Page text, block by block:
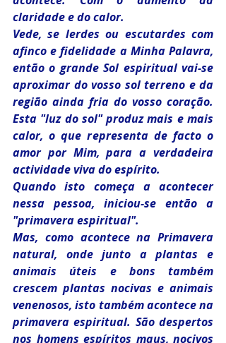
claridade e do calor.
Vede, se lerdes ou escutardes com
afinco e fidelidade a Minha Palavra,
então o grande Sol espiritual vai-se
aproximar do vosso sol terreno e da
região ainda fria do vosso coração.
Esta "luz do sol" produz mais e mais
calor, o que representa de facto o
amor por Mim, para a verdadeira
actividade viva do espírito.
Quando isto começa a acontecer
nessa pessoa, iniciou-se então a
"primavera espiritual".
Mas, como acontece na Primavera
natural, onde junto a plantas e
animais úteis e bons também
crescem plantas nocivas e animais
venenosos, isto também acontece na
primavera espiritual. São despertos
nos homens espíritos maus, nocivos